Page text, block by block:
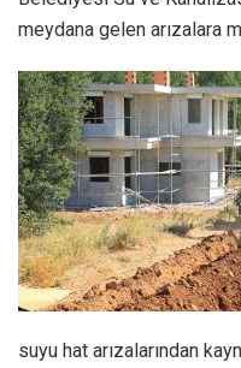
meydana gelen arızalara
suyu hat arızalarından